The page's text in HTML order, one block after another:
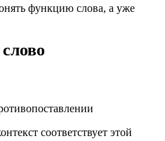
функцию слова, а уже
соответствует этой